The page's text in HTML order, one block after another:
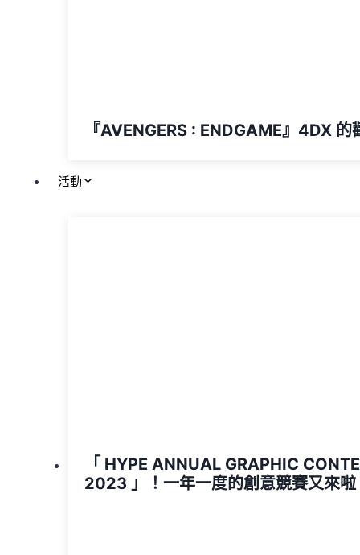
『AVENGERS : ENDGAME』4DX 的
活動
「 HYPE ANNUAL GRAPHIC
2023 」！一年一度的創意競賽又來